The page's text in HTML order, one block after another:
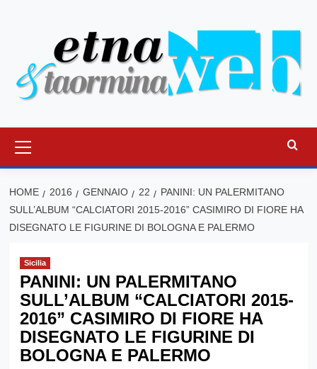
principale
HOME 2016 GENNAIO 22
PANINI: UN PALERMITANO
SULL’ALBUM “CALCIATORI 2015-2016” CASIMIRO DI FIORE HA
DISEGNATO LE FIGURINE DI BOLOGNA E PALERMO
Sicilia
PANINI: UN PALERMITANO
SULL’ALBUM “CALCIATORI 2015-
2016” CASIMIRO DI FIORE HA
DISEGNATO LE FIGURINE DI
BOLOGNA E PALERMO